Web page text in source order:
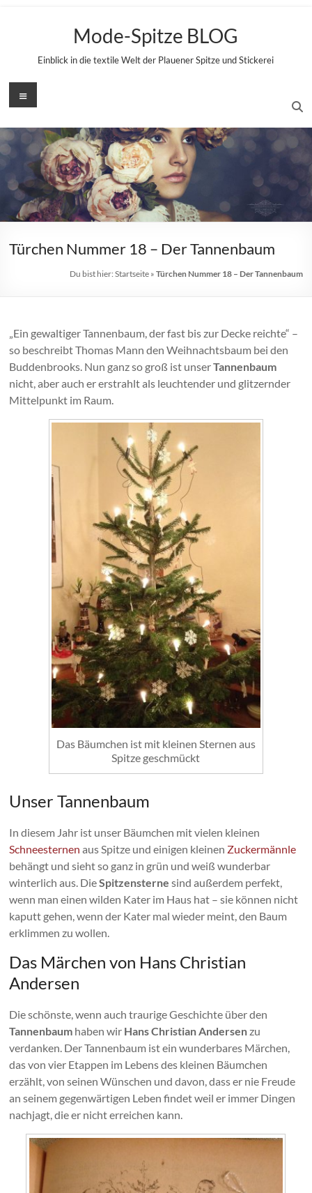
Mode-Spitze BLOG
Einblick in die textile Welt der Plauener Spitze und Stickerei
Menü
Türchen Nummer 18 – Der Tannenbaum
Du bist hier: Startseite» Türchen Nummer 18 – Der Tannenbaum
„Ein gewaltiger Tannenbaum, der fast bis zur Decke reichte“ –
so beschreibt Thomas Mann den Weihnachtsbaum bei den
Buddenbrooks. Nun ganz so groß ist unserTannenbaum
nicht, aber auch er erstrahlt als leuchtender und glitzernder
Mittelpunkt im Raum.
Das Bäumchen ist mit kleinen Sternen aus
Spitze geschmückt
Unser Tannenbaum
In diesem Jahr ist unser Bäumchen mit vielen kleinen
Schneesternen aus Spitze und einigen kleinen Zuckermännle
behängt und sieht so ganz in grün und weiß wunderbar
winterlich aus. DieSpitzensterne sind außerdem perfekt,
wenn man einen wilden Kater im Haus hat – sie können nicht
kaputt gehen, wenn der Kater mal wieder meint, den Baum
erklimmen zu wollen.
Das Märchen von Hans Christian
Andersen
Die schönste, wenn auch traurige Geschichte über den
Tannenbaum haben wir Hans Christian Andersenzu
verdanken. Der Tannenbaum ist ein wunderbares Märchen,
das von vier Etappen im Lebens des kleinen Bäumchen
erzählt, von seinen Wünschen und davon, dass er nie Freude
an seinem gegenwärtigen Leben findet weil er immer Dingen
nachjagt, die er nicht erreichen kann.